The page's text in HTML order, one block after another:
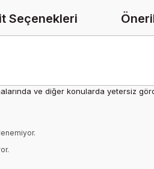
Seçenekleri
ve diğer konularda yetersiz